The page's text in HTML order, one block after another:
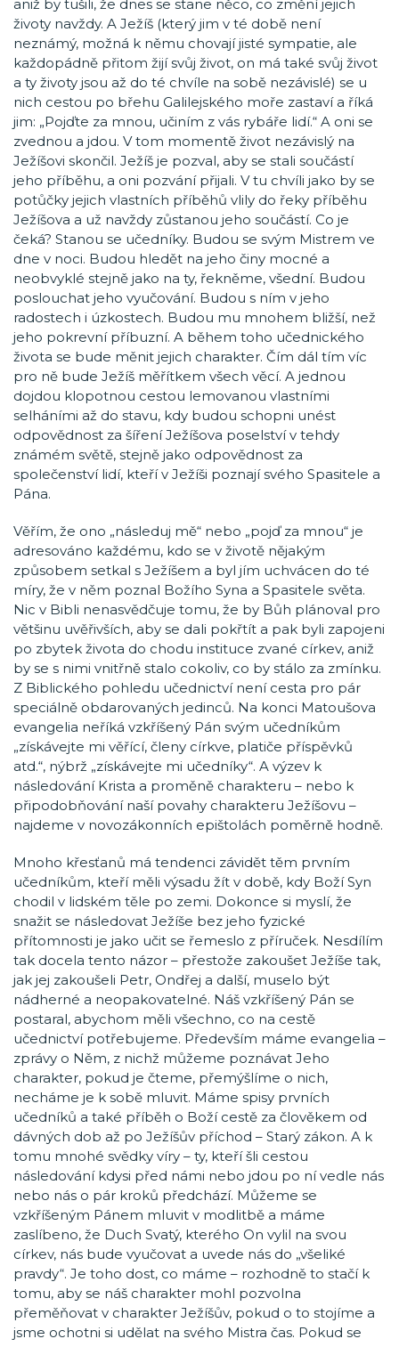
aniž by tušili, že dnes se stane něco, co změní jejich
životy navždy. A Ježíš (který jim v té době není
neznámý, možná k němu chovají jisté sympatie, ale
každopádně přitom žijí svůj život, on má také svůj život
a ty životy jsou až do té chvíle na sobě nezávislé) se u
nich cestou po břehu Galilejského moře zastaví a říká
jim: „Pojďte za mnou, učiním z vás rybáře lidí.“ A oni se
zvednou a jdou. V tom momentě život nezávislý na
Ježíšovi skončil. Ježíš je pozval, aby se stali součástí
jeho příběhu, a oni pozvání přijali. V tu chvíli jako by se
potůčky jejich vlastních příběhů vlily do řeky příběhu
Ježíšova a už navždy zůstanou jeho součástí. Co je
čeká? Stanou se učedníky. Budou se svým Mistrem ve
dne v noci. Budou hledět na jeho činy mocné a
neobvyklé stejně jako na ty, řekněme, všední. Budou
poslouchat jeho vyučování. Budou s ním v jeho
radostech i úzkostech. Budou mu mnohem bližší, než
jeho pokrevní příbuzní. A během toho učednického
života se bude měnit jejich charakter. Čím dál tím víc
pro ně bude Ježíš měřítkem všech věcí. A jednou
dojdou klopotnou cestou lemovanou vlastními
selháními až do stavu, kdy budou schopni unést
odpovědnost za šíření Ježíšova poselství v tehdy
známém světě, stejně jako odpovědnost za
společenství lidí, kteří v Ježíši poznají svého Spasitele a
Pána.
Věřím, že ono „následuj mě“ nebo „pojď za mnou“ je
adresováno každému, kdo se v životě nějakým
způsobem setkal s Ježíšem a byl jím uchvácen do té
míry, že v něm poznal Božího Syna a Spasitele světa.
Nic v Bibli nenasvědčuje tomu, že by Bůh plánoval pro
většinu uvěřivších, aby se dali pokřtít a pak byli zapojeni
po zbytek života do chodu instituce zvané církev, aniž
by se s nimi vnitřně stalo cokoliv, co by stálo za zmínku.
Z Biblického pohledu učednictví není cesta pro pár
speciálně obdarovaných jedinců. Na konci Matoušova
evangelia neříká vzkříšený Pán svým učedníkům
„získávejte mi věřící, členy církve, platiče příspěvků
atd.“, nýbrž „získávejte mi učedníky“. A výzev k
následování Krista a proměně charakteru – nebo k
připodobňování naší povahy charakteru Ježíšovu –
najdeme v novozákonních epištolách poměrně hodně.
Mnoho křesťanů má tendenci závidět těm prvním
učedníkům, kteří měli výsadu žít v době, kdy Boží Syn
chodil v lidském těle po zemi. Dokonce si myslí, že
snažit se následovat Ježíše bez jeho fyzické
přítomnosti je jako učit se řemeslo z příruček. Nesdílím
tak docela tento názor – přestože zakoušet Ježíše tak,
jak jej zakoušeli Petr, Ondřej a další, muselo být
nádherné a neopakovatelné. Náš vzkříšený Pán se
postaral, abychom měli všechno, co na cestě
učednictví potřebujeme. Především máme evangelia –
zprávy o Něm, z nichž můžeme poznávat Jeho
charakter, pokud je čteme, přemýšlíme o nich,
necháme je k sobě mluvit. Máme spisy prvních
učedníků a také příběh o Boží cestě za člověkem od
dávných dob až po Ježíšův příchod – Starý zákon. A k
tomu mnohé svědky víry – ty, kteří šli cestou
následování kdysi před námi nebo jdou po ní vedle nás
nebo nás o pár kroků předchází. Můžeme se
vzkříšeným Pánem mluvit v modlitbě a máme
zaslíbeno, že Duch Svatý, kterého On vylil na svou
církev, nás bude vyučovat a uvede nás do „všeliké
pravdy“. Je toho dost, co máme – rozhodně to stačí k
tomu, aby se náš charakter mohl pozvolna
přeměňovat v charakter Ježíšův, pokud o to stojíme a
jsme ochotni si udělat na svého Mistra čas. Pokud se